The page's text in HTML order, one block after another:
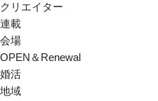
クリエイター
連載
会場
OPEN＆Renewal
婚活
地域